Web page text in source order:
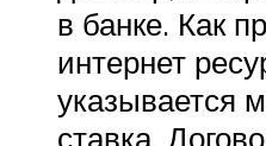
в банке. Как
интернет
указывается
ставка.